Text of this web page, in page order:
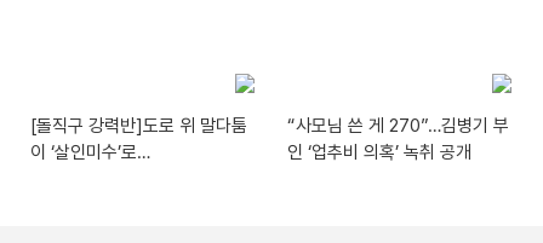
[돌직구 강력반]도로 위 말다툼
이 ‘살인미수’로…
“사모님 쓴 게 270”…김병기 부
인 ‘업추비 의혹’ 녹취 공개